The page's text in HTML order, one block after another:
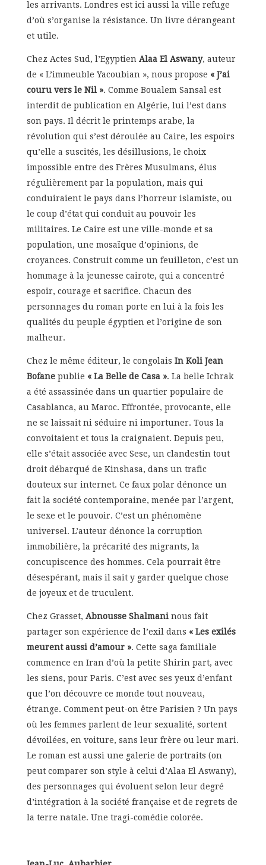
les arrivants. Londres est ici aussi la ville refuge
d’où s’organise la résistance. Un livre dérangeant
et utile.
Chez Actes Sud, l’Egyptien Alaa El Aswany, auteur
de « L’immeuble Yacoubian », nous propose « J’ai
couru vers le Nil ». Comme Boualem Sansal est
interdit de publication en Algérie, lui l’est dans
son pays. Il décrit le printemps arabe, la
révolution qui s’est déroulée au Caire, les espoirs
qu’elle a suscités, les désillusions, le choix
impossible entre des Frères Musulmans, élus
régulièrement par la population, mais qui
conduiraient le pays dans l’horreur islamiste, ou
le coup d’état qui conduit au pouvoir les
militaires. Le Caire est une ville-monde et sa
population, une mosaïque d’opinions, de
croyances. Construit comme un feuilleton, c’est un
hommage à la jeunesse cairote, qui a concentré
espoir, courage et sacrifice. Chacun des
personnages du roman porte en lui à la fois les
qualités du peuple égyptien et l’origine de son
malheur.
Chez le même éditeur, le congolais In Koli Jean
Bofane publie « La Belle de Casa ». La belle Ichrak
a été assassinée dans un quartier populaire de
Casablanca, au Maroc. Effrontée, provocante, elle
ne se laissait ni séduire ni importuner. Tous la
convoitaient et tous la craignaient. Depuis peu,
elle s’était associée avec Sese, un clandestin tout
droit débarqué de Kinshasa, dans un trafic
douteux sur internet. Ce faux polar dénonce un
fait la société contemporaine, menée par l’argent,
le sexe et le pouvoir. C’est un phénomène
universel. L’auteur dénonce la corruption
immobilière, la précarité des migrants, la
concupiscence des hommes. Cela pourrait être
désespérant, mais il sait y garder quelque chose
de joyeux et de truculent.
Chez Grasset, Abnousse Shalmaninous fait
partager son expérience de l’exil dans « Les exilés
meurent aussi d’amour ». Cette saga familiale
commence en Iran d’où la petite Shirin part, avec
les siens, pour Paris. C’est avec ses yeux d’enfant
que l’on découvre ce monde tout nouveau,
étrange. Comment peut-on être Parisien ? Un pays
où les femmes parlent de leur sexualité, sortent
dévoilées, en voiture, sans leur frère ou leur mari.
Le roman est aussi une galerie de portraits (on
peut comparer son style à celui d’Alaa El Aswany),
des personnages qui évoluent selon leur degré
d’intégration à la société française et de regrets de
la terre natale. Une tragi-comédie colorée.